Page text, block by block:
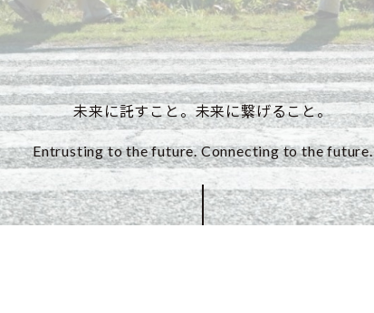
未来に託すこと。未来に繋げること。
Entrusting to the future. Connecting to the future.